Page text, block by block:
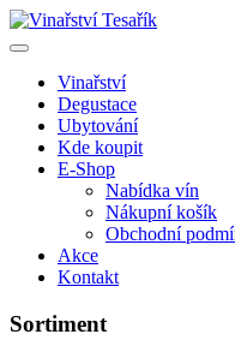
Vinařství
Degustace
Ubytování
Kde koupit
E-Shop
Nabídka vín
Nákupní košík
Obchodní
Akce
Kontakt
Sortiment